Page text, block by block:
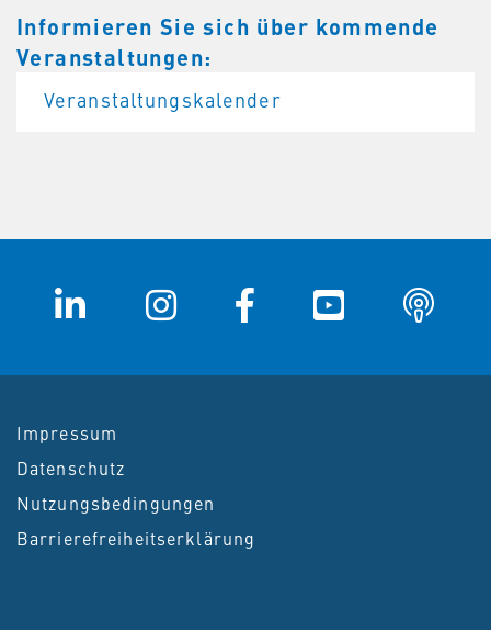
Informieren Sie sich über kommende
Veranstaltungen:
Veranstaltungskalender
Impressum
Datenschutz
Nutzungsbedingungen
Barrierefreiheitserklärung